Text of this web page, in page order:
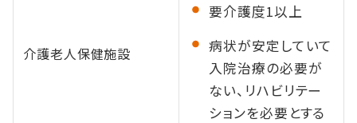
介護老人保健施設
要介護度1以上
病状が安定していて
入院治療の必要が
ない、リハビリテー
ションを必要とする